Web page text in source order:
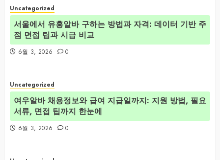
Uncategorized
서울에서 유흥알바 구하는 방법과 자격: 데이터 기반 주
점 면접 팁과 시급 비교
6월 3, 2026 0
Uncategorized
여우알바 채용정보와 급여 지급일까지: 지원 방법, 필요
서류, 면접 팁까지 한눈에
6월 3, 2026 0